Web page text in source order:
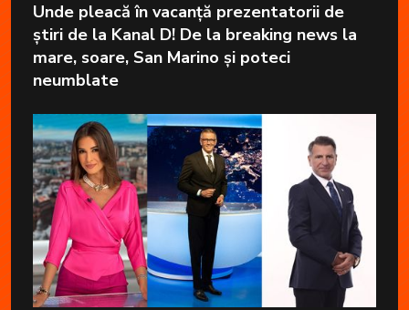
Unde pleacă în vacanță prezentatorii de
știri de la Kanal D! De la breaking news la
mare, soare, San Marino și poteci
neumblate